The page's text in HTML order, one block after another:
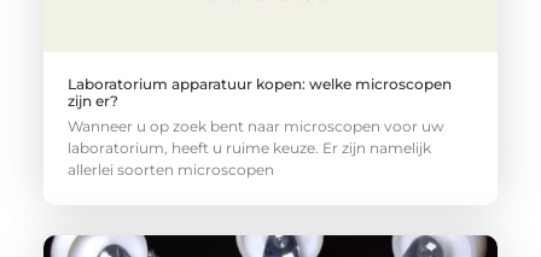
Laboratorium apparatuur kopen: welke microscopen
zijn er?
Wanneer u op zoek bent naar microscopen voor uw
laboratorium, heeft u ruime keuze. Er zijn namelijk
allerlei soorten microscopen